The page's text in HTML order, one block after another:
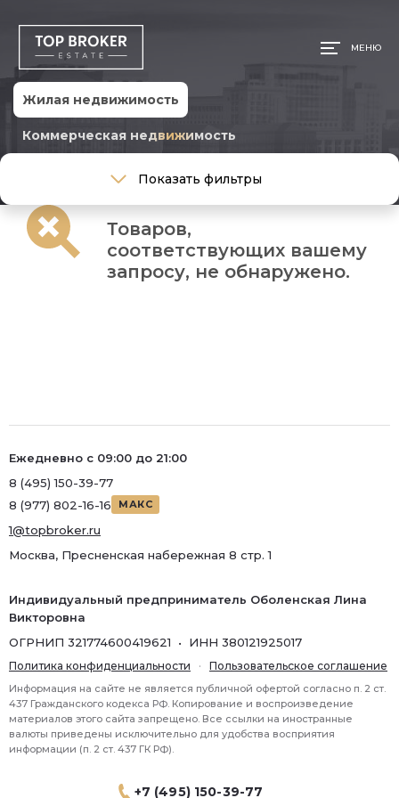
МЕНЮ
Жилая недвижимость
Коммерческая недвижимость
Тип сделки
Тип недвижимости
Тип недвижимости
Район
Метро
Метро
Показать фильтры
Товаров,
соответствующих вашему
запросу, не обнаружено.
+7 (495) 150-39-77
Ежедневно с 09:00 до 21:00
8 (495) 150-39-77
8 (977) 802-16-16
МАКС
1@topbroker.ru
Москва, Пресненская набережная 8 стр. 1
Индивидуальный предприниматель Оболенская Лина
Викторовна
ОГРНИП 321774600419621 • ИНН 380121925017
Политика конфиденциальности · Пользовательское соглашение
Информация на сайте не является публичной офертой согласно п. 2 ст.
437 Гражданского кодекса РФ. Копирование и воспроизведение
материалов этого сайта запрещено. Все ссылки на иностранные
валюты приведены исключительно для удобства восприятия
информации (п. 2 ст. 437 ГК РФ).